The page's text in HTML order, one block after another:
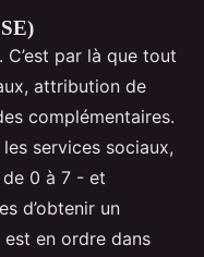
. C’est par là que tout
attribution de
complémentaires.
services sociaux,
de 0 à 7 - et
d’obtenir un
en ordre dans